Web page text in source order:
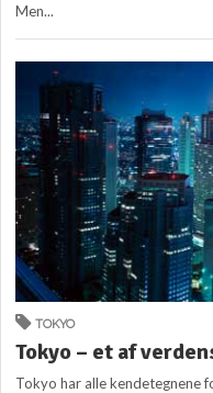
Men...
TOKYO
Tokyo – et af
Tokyo har alle kendetegnene